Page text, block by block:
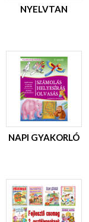
NYELVTAN
NAPI GYAKORLÓ